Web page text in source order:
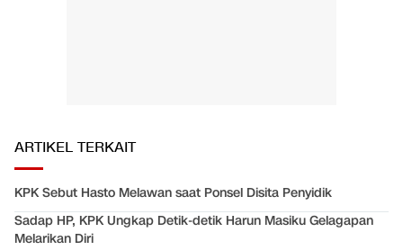
ARTIKEL TERKAIT
KPK Sebut Hasto Melawan saat Ponsel Disita Penyidik
Sadap HP, KPK Ungkap Detik-detik Harun Masiku Gelagapan
Melarikan Diri